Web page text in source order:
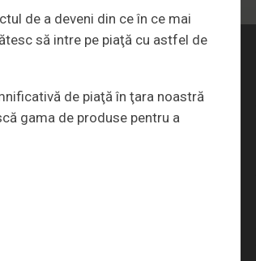
de a deveni din ce în ce mai
să intre pe piaţă cu astfel de
de piaţă în ţara noastră
gama de produse pentru a